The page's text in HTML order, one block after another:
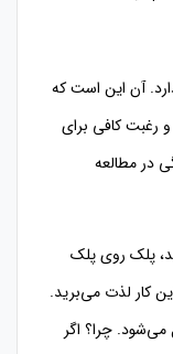
آن این است که
رغبت کافی برای
در مطالعه
پلک روی پلک
کار لذت می‌برید.
می‌شود. چرا؟ اگر